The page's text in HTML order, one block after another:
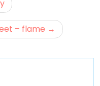
– flame